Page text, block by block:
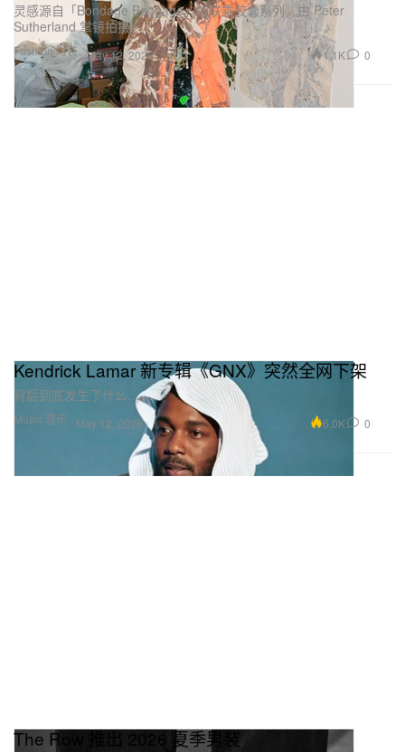
Fashion 时装
灵感源自「Bondage Baggage」的联乘胶囊系列，由 Peter
Sutherland 掌镜拍摄。
May 12, 2026 1.1K 0
Music 音乐
Kendrick Lamar 新专辑《GNX》突然全网下架
背后到底发生了什么……
May 12, 2026 6.0K 0
The Row 推出 2026 夏季男装